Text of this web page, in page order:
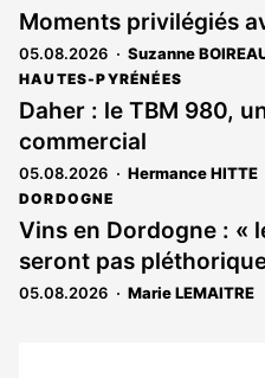
Moments privilégiés
05.08.2026 Suzanne
HAUTES-PYRÉNÉES
Daher : le TBM 980,
commercial
05.08.2026 Hermance HITTE
DORDOGNE
Vins en Dordogne : «
seront pas
05.08.2026 Marie LEMAITRE